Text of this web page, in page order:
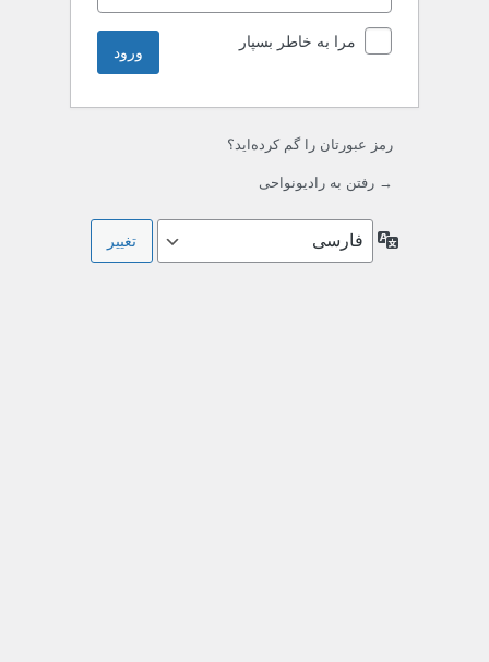
مرا به خاطر بسپار
رمز عبورتان را گم کرده‌اید؟
→ رفتن به رادیونواحی
زبان